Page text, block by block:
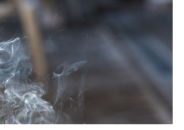
dermatitisom, doma
danes pa sta prisotna
trgih, prodrla pa sta tudi v